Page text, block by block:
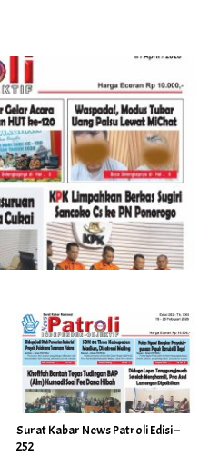
Surat Kabar News Patroli Edisi –
252